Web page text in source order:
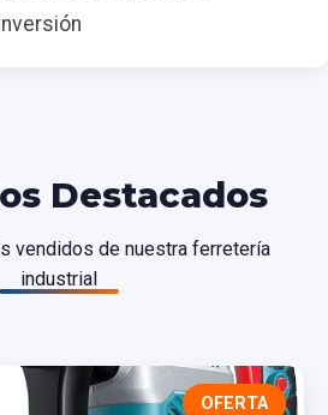
Destacados
vendidos de nuestra ferretería
industrial
OFERTA